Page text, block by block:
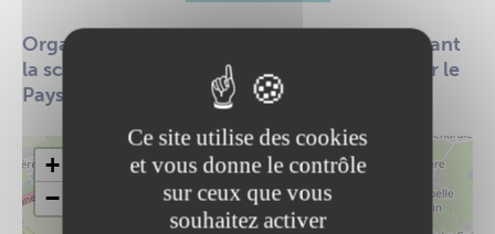
Organisation d'un festival pour mettre en avant
la scène locale jazz, funk, house & techno sur le
Pays d'Ancenis
+
−
Ce site utilise des cookies
et vous donne le contrôle
sur ceux que vous
souhaitez activer